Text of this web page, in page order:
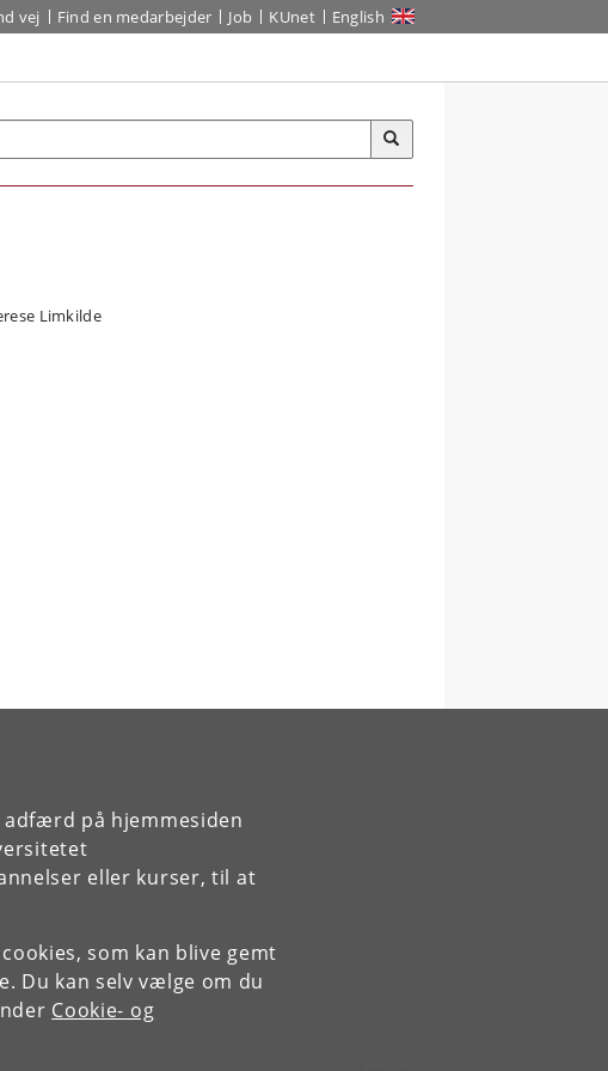
på hjemmesiden
eller kurser, til at
som kan blive gemt
Du kan selv vælge om du
Cookie- og
vej Find en medarbejder Job KUnet English